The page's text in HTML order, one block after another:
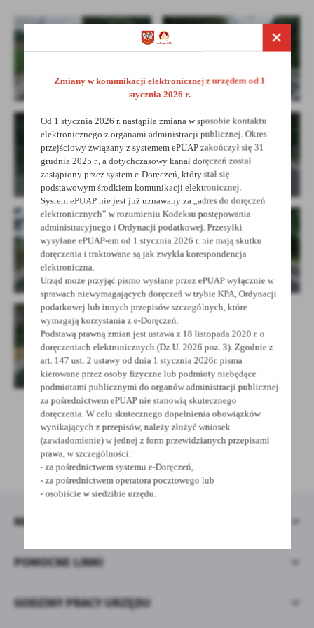
Dzięki tym plikom cookies możemy zapewnić Ci większy komfort
korzystania z funkcjonalności naszej strony poprzez dopasowanie
jej do Twoich indywidualnych preferencji. Wyrażenie zgody na
dostępność większej ilości funkcji na stronie.
Więcej
Analityczne
Analityczne pliki cookies pomagają nam rozwijać się i
dostosowywać do Twoich potrzeb.
Cookies analityczne pozwalają na uzyskanie informacji w zakresie
wykorzystywania witryny internetowej, miejsca oraz częstotliwości,
z jaką odwiedzane są nasze serwisy www. Dane pozwalają nam na
ocenę naszych serwisów internetowych pod względem ich
popularności wśród użytkowników. Zgromadzone informacje są
przetwarzane w formie zanonimizowanej. Wyrażenie zgody na
analityczne pliki cookies gwarantuje dostępność wszystkich
funkcjonalności.
Więcej
Reklamowe
Dzięki reklamowym plikom cookies prezentujemy Ci najciekawsze
informacje i aktualności na stronach naszych partnerów.
Promocyjne pliki cookies służą do prezentowania Ci naszych
komunikatów na podstawie analizy Twoich upodobań oraz Twoich
zwyczajów dotyczących przeglądanej witryny internetowej. Treści
promocyjne mogą pojawić się na stronach podmiotów trzecich lub
firm będących naszymi partnerami oraz innych dostawców usług.
Firmy te działają w charakterze pośredników prezentujących nasze
treści w postaci wiadomości, ofert, komunikatów mediów
społecznościowych.
Więcej
POWRÓT UDOSTĘPNIJ
POPRZEDNIA NASTĘPNA
POMOCNE LINKI
NEWSLETTER
GODZINY PRACY URZĘDU
Zmiany w komunikacji elektronicznej z urzędem od 1
stycznia 2026 r.
Od 1 stycznia 2026 r. nastąpiła zmiana w sposobie kontaktu
elektronicznego z organami administracji publicznej. Okres
przejściowy związany z systemem ePUAP zakończył się 31
grudnia 2025 r., a dotychczasowy kanał doręczeń został
zastąpiony przez system e-Doręczeń, który stał się
podstawowym środkiem komunikacji elektronicznej.
System ePUAP nie jest już uznawany za „adres do doręczeń
elektronicznych” w rozumieniu Kodeksu postępowania
administracyjnego i Ordynacji podatkowej. Przesyłki
wysyłane ePUAP-em od 1 stycznia 2026 r. nie mają skutku
doręczenia i traktowane są jak zwykła korespondencja
elektroniczna.
Urząd może przyjąć pismo wysłane przez ePUAP wyłącznie w
sprawach niewymagających doręczeń w trybie KPA, Ordynacji
podatkowej lub innych przepisów szczególnych, które
wymagają korzystania z e-Doręczeń.
Podstawą prawną zmian jest ustawa z 18 listopada 2020 r. o
doręczeniach elektronicznych (Dz.U. 2026 poz. 3). Zgodnie z
art. 147 ust. 2 ustawy od dnia 1 stycznia 2026r. pisma
kierowane przez osoby fizyczne lub podmioty niebędące
podmiotami publicznymi do organów administracji publicznej
za pośrednictwem ePUAP nie stanowią skutecznego
doręczenia. W celu skutecznego dopełnienia obowiązków
wynikających z przepisów, należy złożyć wniosek
(zawiadomienie) w jednej z form przewidzianych przepisami
prawa, w szczególności:
- za pośrednictwem systemu e-Doręczeń,
- za pośrednictwem operatora pocztowego lub
- osobiście w siedzibie urzędu.